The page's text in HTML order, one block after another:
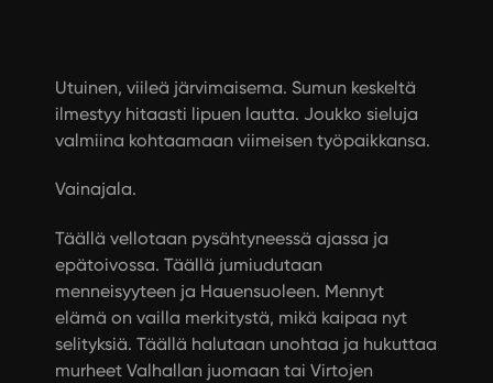
Utuinen, viileä järvimaisema. Sumun keskeltä
ilmestyy hitaasti lipuen lautta. Joukko sieluja
valmiina kohtaamaan viimeisen työpaikkansa.
Vainajala.
Täällä vellotaan pysähtyneessä ajassa ja
epätoivossa. Täällä jumiudutaan
menneisyyteen ja Hauensuoleen. Mennyt
elämä on vailla merkitystä, mikä kaipaa nyt
selityksiä. Täällä halutaan unohtaa ja hukuttaa
murheet Valhallan juomaan tai Virtojen